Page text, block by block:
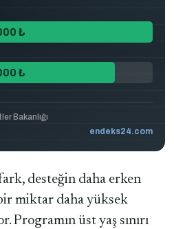
₺
₺
Bakanlığı
endeks24.com
desteğin daha erken
miktar daha yüksek
üst yaş sınırı